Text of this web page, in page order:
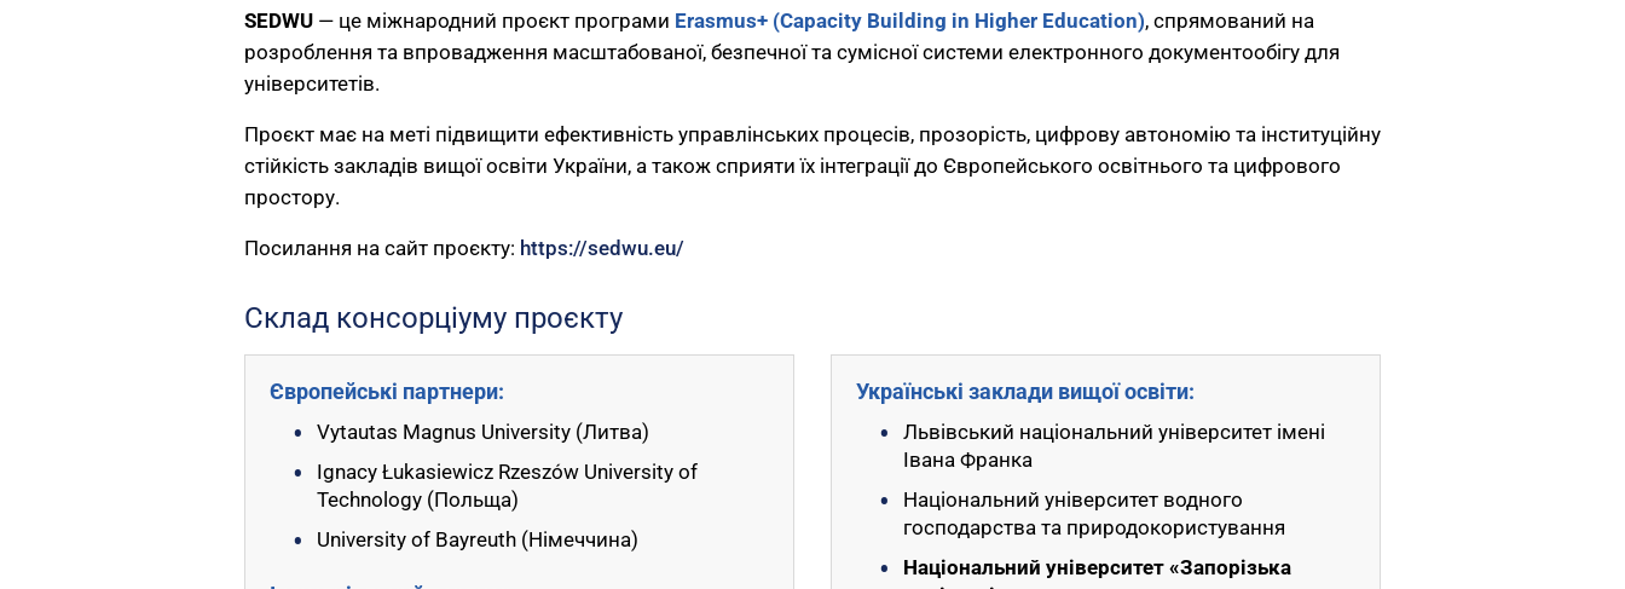
SEDWU— це міжнародний проєкт програми Erasmus+ (Capacity Building in Higher Education), спрямований на
розроблення та впровадження масштабованої, безпечної та сумісної системи електронного документообігу для
університетів.
Проєкт має на меті підвищити ефективність управлінських процесів, прозорість, цифрову автономію та інституційну
стійкість закладів вищої освіти України, а також сприяти їх інтеграції до Європейського освітнього та цифрового
простору.
Посилання на сайт проєкту: https://sedwu.eu/
Склад консорціуму проєкту
Європейські партнери:
Vytautas Magnus University (Литва)
Ignacy Łukasiewicz Rzeszów University of
Technology (Польща)
University of Bayreuth (Німеччина)
Українські заклади вищої освіти:
Львівський національний університет імені
Івана Франка
Національний університет водного
господарства та природокористування
Національний університет «Запорізька